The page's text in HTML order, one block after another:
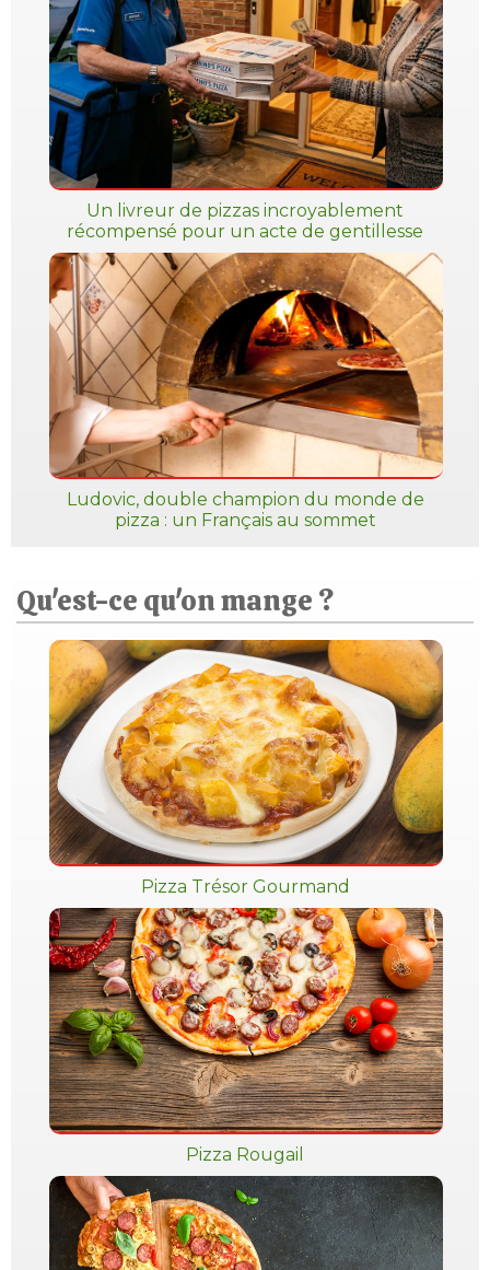
Un livreur de pizzas incroyablement
récompensé pour un acte de gentillesse
Ludovic, double champion du monde de
pizza : un Français au sommet
Qu'est-ce qu'on mange ?
Pizza Trésor Gourmand
Pizza Rougail